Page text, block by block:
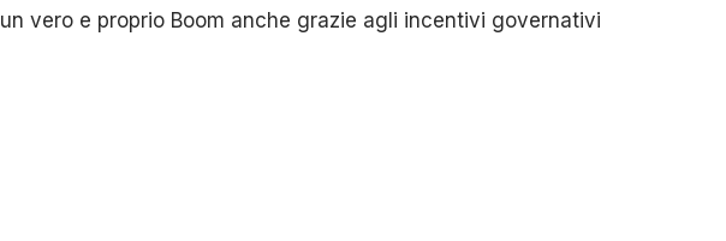
un vero e proprio Boom anche grazie agli incentivi governativi